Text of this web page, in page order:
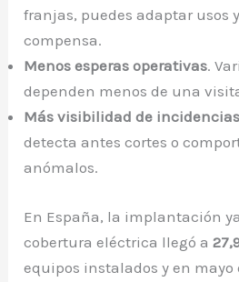
franjas, puedes adaptar usos
compensa.
Menos esperas operativas.
dependen menos de una
Más visibilidad de incidencias
detecta antes cortes o
anómalos.
En España, la implantación
cobertura eléctrica llegó a
equipos instalados y en mayo